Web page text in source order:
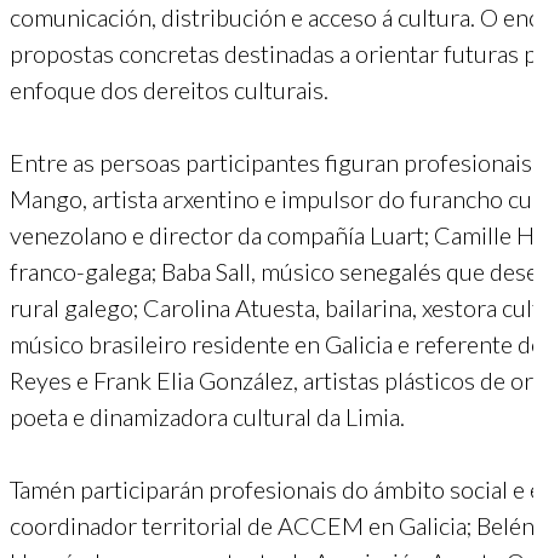
comunicación, distribución e acceso á cultura. O
propostas concretas destinadas a orientar futuras
enfoque dos dereitos culturais.
Entre as persoas participantes figuran
Mango, artista arxentino e impulsor do furancho
venezolano e director da compañía Luart; Camille
franco-galega; Baba Sall, músico senegalés que
rural galego; Carolina Atuesta, bailarina, xestora
músico brasileiro residente en Galicia e referente
Reyes e Frank Elia González, artistas plásticos de
poeta e dinamizadora cultural da Limia.
Tamén participarán profesionais do ámbito social e
coordinador territorial de ACCEM en Galicia; Belén